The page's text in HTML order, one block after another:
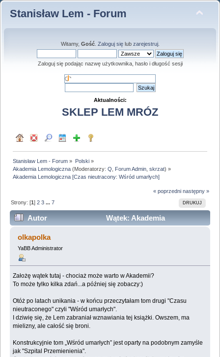
Stanisław Lem - Forum
Witamy, Gość. Zaloguj sięlub zarejestruj.
Zaloguj się podając nazwę użytkownika, hasło i długość sesji
Aktualności:
SKLEP LEM MRÓZ
Stanisław Lem - Forum » Polski»
Akademia Lemologiczna (Moderatorzy:Q Forum Admin ,skrzat) »
Akademia Lemologiczna [Czas nieutracony: Wśród umarłych]
« poprzedni następny »
DRUKUJ
Strony: [1]2 3 ...7
Autor
Wątek: Akademia
Lemologiczna [Czas nieutracony: Wśród umarłych]
(Przeczytany 269394 razy)
olkapolka
YaBB Administrator
Założę wątek tutaj - chociaż może warto w Akademii?
To może tylko kilka zdań...a później się zobaczy:)
Otóż po latach unikania - w końcu przeczytałam tom drugi "Czasu
nieutraconego" czyli "Wśród umarłych".
I dziwię się, że Lem zabraniał wznawiania tej książki. Owszem, ma
mielizny, ale całość się broni.
Konstrukcyjnie tom „Wśród umarłych” jest oparty na podobnym zamyśle
jak "Szpital Przemienienia".